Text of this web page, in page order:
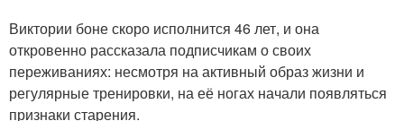
Виктории боне скоро исполнится 46 лет, и она
откровенно рассказала подписчикам о своих
переживаниях: несмотря на активный образ жизни и
регулярные тренировки, на её ногах начали появляться
признаки старения.